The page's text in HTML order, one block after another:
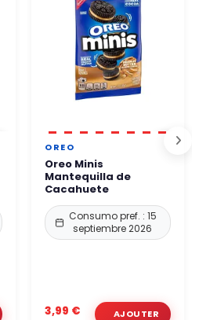
OREO
Oreo Minis
Mantequilla de
Cacahuete
Consumo pref. : 15
septiembre 2026
3,99 €